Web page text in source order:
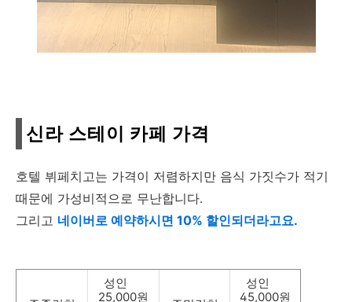
신라 스테이 카페 가격
호텔 뷔페치고는 가격이 저렴하지만 음식 가짓수가 적기
때문에 가성비적으로 무난합니다.
그리고 네이버로 예약하시면 10% 할인되더라고요.
성인
25,000원
성인
45,000원